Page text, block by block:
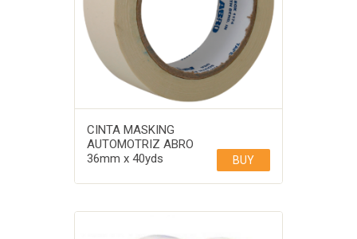
CINTA MASKING
AUTOMOTRIZ ABRO
36mm x 40yds
BUY